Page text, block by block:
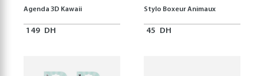
Agenda 3D Kawaii
149 DH
Stylo Boxeur Animaux
45 DH